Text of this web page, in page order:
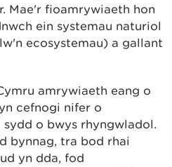
Mae'r fioamrywiaeth hon
ein systemau naturiol
ecosystemau) a gallant
amrywiaeth eang o
cefnogi nifer o
o bwys rhyngwladol.
bynnag, tra bod rhai
yn dda, fod